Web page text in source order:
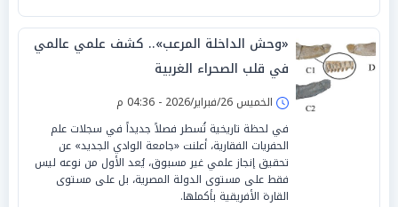
«وحش الداخلة المرعب».. كشف علمي عالمي
في قلب الصحراء الغربية
الخميس 26/فبراير/2026 - 04:36 م
في لحظة تاريخية تُسطر فصلاً جديداً في سجلات علم
الحفريات الفقارية، أعلنت «جامعة الوادي الجديد» عن
تحقيق إنجاز علمي غير مسبوق، يُعد الأول من نوعه ليس
فقط على مستوى الدولة المصرية، بل على مستوى
القارة الأفريقية بأكملها.